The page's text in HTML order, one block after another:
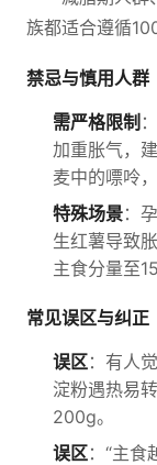
族都适合遵循
禁忌与慎用人群
需严格限制
加重胀气，
麦中的嘌呤
特殊场景：
生红薯导致
主食分量至
常见误区与纠正
误区：有人
淀粉遇热易
200g。
误区：“主食